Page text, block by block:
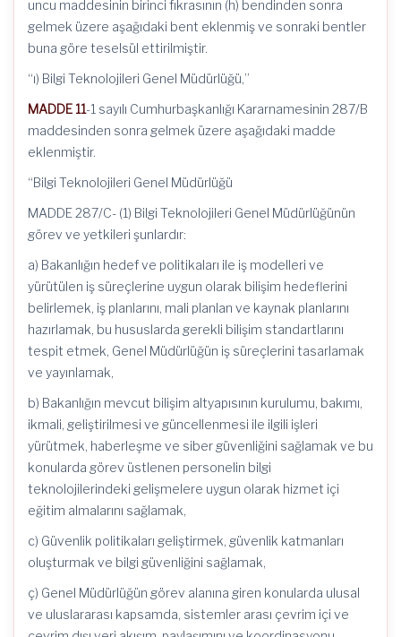
uncu maddesinin birinci fıkrasının (h) bendinden sonra
gelmek üzere aşağıdaki bent eklenmiş ve sonraki bentler
buna göre teselsül ettirilmiştir.
“ı) Bilgi Teknolojileri Genel Müdürlüğü,”
MADDE 11-1 sayılı Cumhurbaşkanlığı Kararnamesinin 287/B
maddesinden sonra gelmek üzere aşağıdaki madde
eklenmiştir.
“Bilgi Teknolojileri Genel Müdürlüğü
MADDE 287/C- (1) Bilgi Teknolojileri Genel Müdürlüğünün
görev ve yetkileri şunlardır:
a) Bakanlığın hedef ve politikaları ile iş modelleri ve
yürütülen iş süreçlerine uygun olarak bilişim hedeflerini
belirlemek, iş planlarını, mali planlan ve kaynak planlarını
hazırlamak, bu hususlarda gerekli bilişim standartlarını
tespit etmek, Genel Müdürlüğün iş süreçlerini tasarlamak
ve yayınlamak,
b) Bakanlığın mevcut bilişim altyapısının kurulumu, bakımı,
ikmali, geliştirilmesi ve güncellenmesi ile ilgili işleri
yürütmek, haberleşme ve siber güvenliğini sağlamak ve bu
konularda görev üstlenen personelin bilgi
teknolojilerindeki gelişmelere uygun olarak hizmet içi
eğitim almalarını sağlamak,
c) Güvenlik politikaları geliştirmek, güvenlik katmanları
oluşturmak ve bilgi güvenliğini sağlamak,
ç) Genel Müdürlüğün görev alanına giren konularda ulusal
ve uluslararası kapsamda, sistemler arası çevrim içi ve